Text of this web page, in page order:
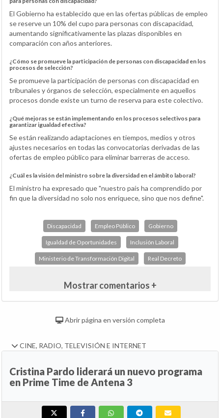
El Gobierno ha establecido que en las ofertas públicas de empleo
se reserve un 10% del cupo para personas con discapacidad,
aumentando significativamente las plazas disponibles en
comparación con años anteriores.
¿Cómo se promueve la participación de personas con discapacidad en los
procesos de selección?
Se promueve la participación de personas con discapacidad en
tribunales y órganos de selección, especialmente en aquellos
procesos donde existe un turno de reserva para este colectivo.
¿Qué mejoras se están implementando en los procesos selectivos para
garantizar igualdad efectiva?
Se están realizando adaptaciones en tiempos, medios y otros
ajustes necesarios en todas las convocatorias derivadas de las
ofertas de empleo público para eliminar barreras de acceso.
¿Cuál es la visión del ministro sobre la diversidad en el ámbito laboral?
El ministro ha expresado que "nuestro país ha comprendido por
fin que la diversidad no solo nos enriquece, sino que nos define".
Discapacidad Empleo Público Gobierno
Igualdad de Oportunidades Inclusión Laboral
Ministerio de Transformación Digital Real Decreto
Mostrar comentarios +
Abrir página en versión completa
CINE, RADIO, TELEVISIÓN E INTERNET
Cristina Pardo liderará un nuevo programa
en Prime Time de Antena 3